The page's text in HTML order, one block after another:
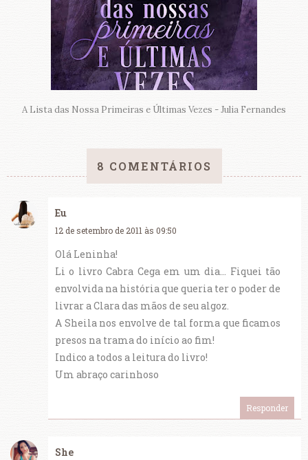
A Lista das Nossa Primeiras e Últimas Vezes - Julia Fernandes
8 COMENTÁRIOS
Eu
12 de setembro de 2011 às 09:50
Olá Leninha!
Li o livro Cabra Cega em um dia... Fiquei tão
envolvida na história que queria ter o poder de
livrar a Clara das mãos de seu algoz.
A Sheila nos envolve de tal forma que ficamos
presos na trama do início ao fim!
Indico a todos a leitura do livro!
Um abraço carinhoso
Responder
She